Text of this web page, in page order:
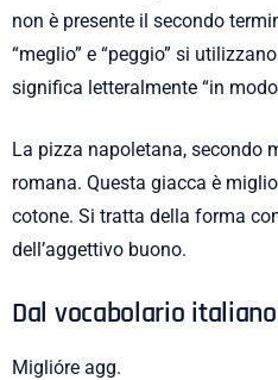
non è presente il secondo
“meglio” e “peggio” si
significa letteralmente “in
La pizza napoletana, secondo
romana. Questa giacca è
cotone. Si tratta della forma
dell’aggettivo buono.
Dal vocabolario
Miglióre agg.